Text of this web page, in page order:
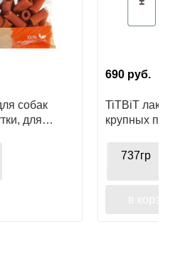
собак
для
690 руб.
TiTBiT
крупных
поощрения
737гр